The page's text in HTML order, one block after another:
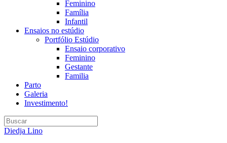
Feminino
Família
Infantil
Ensaios no estúdio
Portfólio Estúdio
Ensaio corporativo
Feminino
Gestante
Familia
Parto
Galeria
Investimento!
Diedja Lino